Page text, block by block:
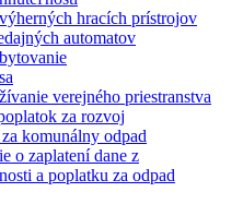
hracích prístrojov
automatov
verejného priestranstva
za rozvoj
komunálny odpad
o zaplatení dane z
a poplatku za odpad